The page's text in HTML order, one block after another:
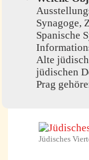
Synagoge,
Spanische
Alte
jüdischen
Prag
Jüdisches